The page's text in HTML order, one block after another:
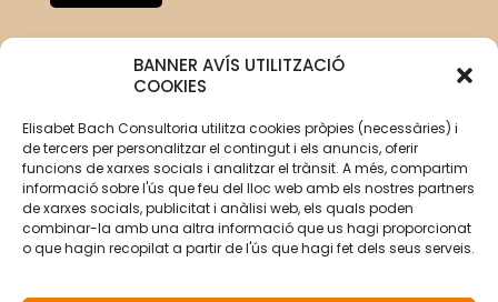
BANNER AVÍS UTILITZACIÓ
COOKIES
Elisabet Bach Consultoria utilitza cookies pròpies (necessàries) i
de tercers per personalitzar el contingut i els anuncis, oferir
funcions de xarxes socials i analitzar el trànsit. A més, compartim
informació sobre l'ús que feu del lloc web amb els nostres partners
de xarxes socials, publicitat i anàlisi web, els quals poden
combinar-la amb una altra informació que us hagi proporcionat
o que hagin recopilat a partir de l'ús que hagi fet dels seus serveis.